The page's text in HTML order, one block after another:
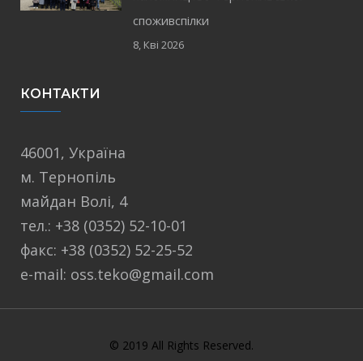
споживспілки
8, Кві 2026
КОНТАКТИ
46001, Україна
м. Тернопіль
майдан Волі, 4
тел.: +38 (0352) 52-10-01
факс: +38 (0352) 52-25-52
e-mail: oss.teko@gmail.com
© 2019 All Rights Reserved.